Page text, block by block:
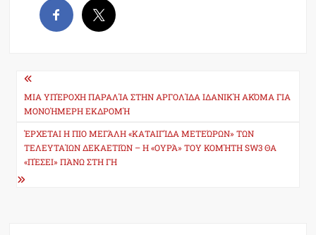
Post
navigation
ΜΙΑ ΥΠΈΡΟΧΗ ΠΑΡΑΛΊΑ ΣΤΗΝ ΑΡΓΟΛΊΔΑ ΙΔΑΝΙΚΉ ΑΚΌΜΑ ΓΙΑ
ΜΟΝΟΉΜΕΡΗ ΕΚΔΡΟΜΉ
ΈΡΧΕΤΑΙ Η ΠΙΟ ΜΕΓΆΛΗ «ΚΑΤΑΙΓΊΔΑ ΜΕΤΕΏΡΩΝ» ΤΩΝ
ΤΕΛΕΥΤΑΊΩΝ ΔΕΚΑΕΤΙΏΝ – Η «ΟΥΡΆ» ΤΟΥ ΚΟΜΉΤΗ SW3 ΘΑ
«ΠΈΣΕΙ» ΠΆΝΩ ΣΤΗ ΓΗ